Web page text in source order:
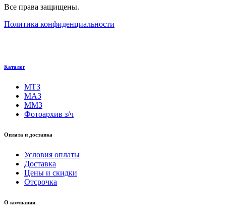
Все права защищены.
Политика конфиденциальности
Каталог
МТЗ
МАЗ
ММЗ
Фотоархив з/ч
Оплата и доставка
Условия оплаты
Доставка
Цены и скидки
Отсрочка
О компании